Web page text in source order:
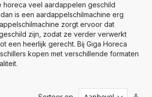
horeca veel aardappelen geschild
is een aardappelschilmachine erg
zorgt ervoor dat
zijn, zodat ze verder verwerkt
een heerlijk gerecht. Bij Giga Horeca
kopen met verschillende formaten